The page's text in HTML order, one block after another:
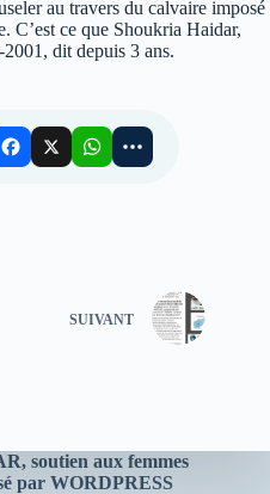
au travers du calvaire imposé
C’est ce que Shoukria Haidar,
2001, dit depuis 3 ans.
SUIVANT
, soutien aux femmes
par WORDPRESS